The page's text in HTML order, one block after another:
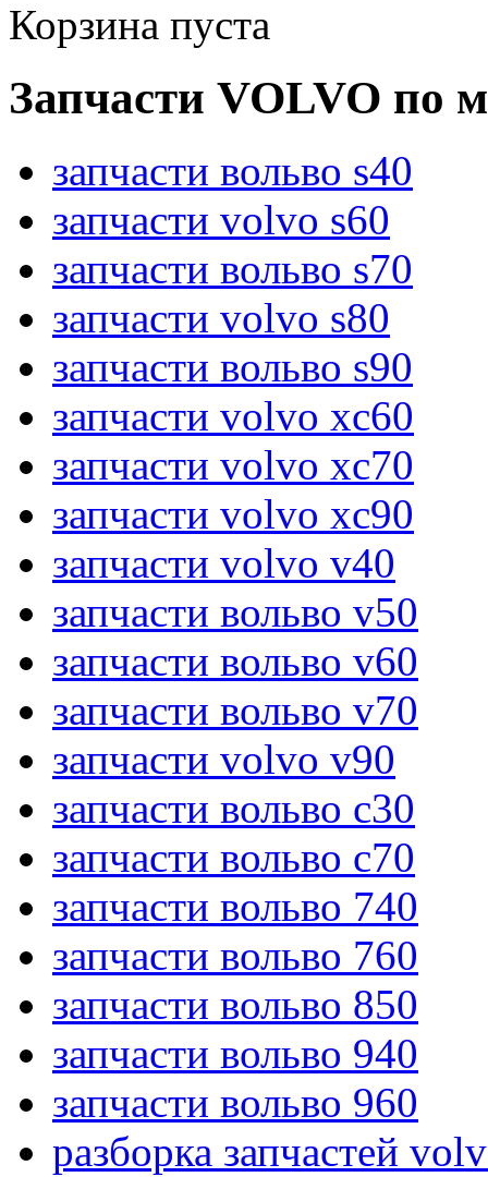
Корзина пуста
Запчасти VOLVO по
запчасти вольво s40
запчасти volvo s60
запчасти вольво s70
запчасти volvo s80
запчасти вольво s90
запчасти volvo xc60
запчасти volvo xc70
запчасти volvo xc90
запчасти volvo v40
запчасти вольво v50
запчасти вольво v60
запчасти вольво v70
запчасти volvo v90
запчасти вольво c30
запчасти вольво c70
запчасти вольво 740
запчасти вольво 760
запчасти вольво 850
запчасти вольво 940
запчасти вольво 960
разборка запчастей